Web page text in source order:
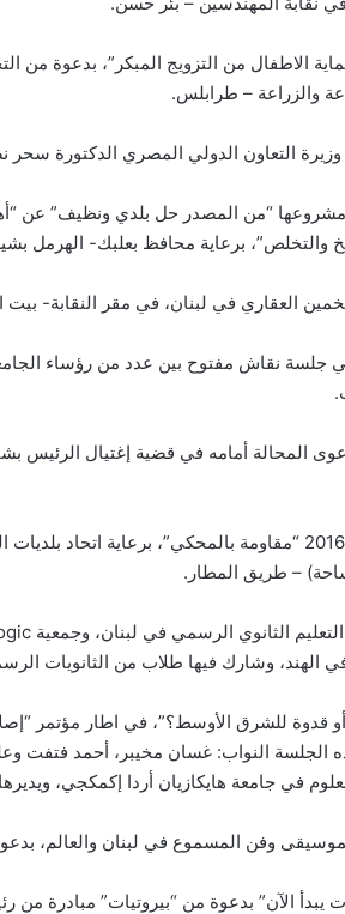
حماية الاطفال من التزويج المبكر”،
والزراعة – طرابلس.
مشروعها “من المصدر حل بلدي ونظيف” عن
والتخلص”، برعاية محافظ بعلبك- الهرمل
نقاش مفتوح بين عدد من رؤساء
15,30 حفل افتتاح مهرجان الشعر المقاوم 2016 “مقاومة
– طريق المطار.
له أو قدوة للشرق الأوسط؟”، في اطار مؤتمر
الجلسة النواب: غسان مخيبر، أحمد فتفت
في جامعة هايكازيان أردا إكمكجي،